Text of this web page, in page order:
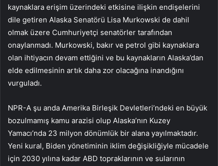
kaynaklara erişim üzerindeki etkisine ilişkin endişelerini
dile getiren Alaska Senatörü Lisa Murkowski de dahil
olmak üzere Cumhuriyetçi senatörler tarafından
onaylanmadı. Murkowski, bakır ve petrol gibi kaynaklara
olan ihtiyacın devam ettiğini ve bu kaynakların Alaska’dan
elde edilmesinin artık daha zor olacağına inandığını
vurguladı.
NPR-A şu anda Amerika Birleşik Devletleri’ndeki en büyük
bozulmamış kamu arazisi olup Alaska’nın Kuzey
Yamacı’nda 23 milyon dönümlük bir alana yayılmaktadır.
Yeni kural, Biden yönetiminin iklim değişikliğiyle mücadele
için 2030 yılına kadar ABD topraklarının ve sularının